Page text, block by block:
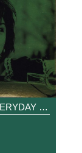
THANK 4 EVERYDAY EVERYBODY